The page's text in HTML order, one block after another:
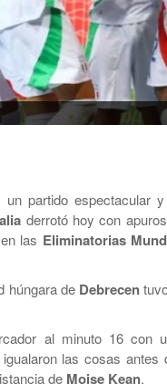
un partido espectacular
derrotó hoy con
las Eliminatorias
húngara de Debrecen
al minuto 16 con
igualaron las cosas antes
de Moise Kean.